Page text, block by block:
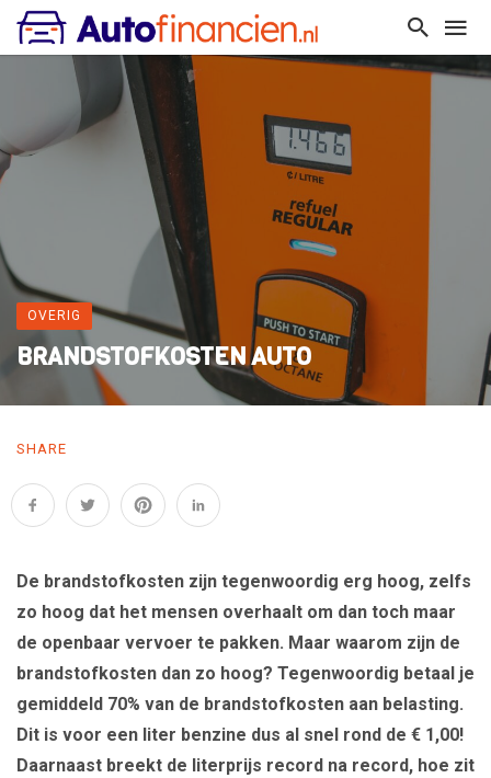
OVERIG
BRANDSTOFKOSTEN AUTO
SHARE
De brandstofkosten zijn tegenwoordig erg hoog, zelfs
zo hoog dat het mensen overhaalt om dan toch maar
de openbaar vervoer te pakken. Maar waarom zijn de
brandstofkosten dan zo hoog? Tegenwoordig betaal je
gemiddeld 70% van de brandstofkosten aan belasting.
Dit is voor een liter benzine dus al snel rond de € 1,00!
Daarnaast breekt de literprijs record na record, hoe zit